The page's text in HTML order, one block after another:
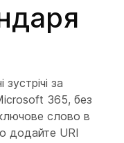
за
365, без
слово в
додайте URI